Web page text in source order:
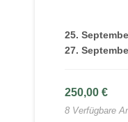
25.
27.
250,00 €
8 Verfügbare